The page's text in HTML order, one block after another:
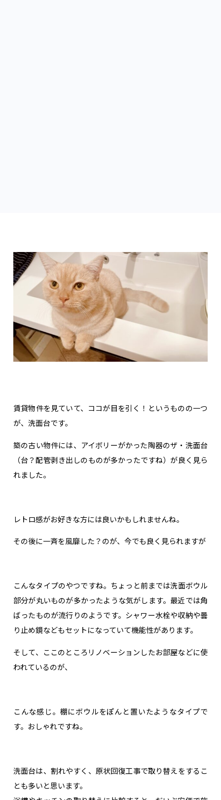
賃貸物件を見ていて、ココが目を引く！というものの一つ
が、洗面台です。
築の古い物件には、アイボリーがかった陶器のザ・洗面台
（台？配管剥き出しのものが多かったですね）が良く見ら
れました。
レトロ感がお好きな方には良いかもしれませんね。
その後に一斉を風靡した？のが、今でも良く見られますが
こんなタイプのやつですね。ちょっと前までは洗面ボウル
部分が丸いものが多かったような気がします。最近では角
ばったものが流行りのようです。シャワー水栓や収納や曇
り止め鏡などもセットになっていて機能性があります。
そして、ここのところリノベーションしたお部屋などに使
われているのが、
こんな感じ。棚にボウルをぽんと置いたようなタイプで
す。おしゃれですね。
洗面台は、割れやすく、原状回復工事で取り替えをするこ
とも多いと思います。